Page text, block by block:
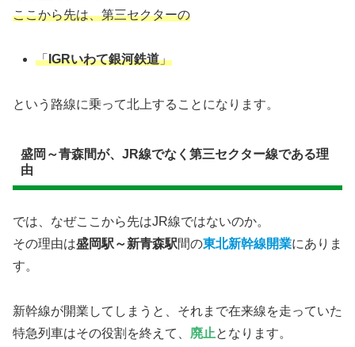
ここから先は、第三セクターの
「IGRいわて銀河鉄道」
という路線に乗って北上することになります。
盛岡～青森間が、JR線でなく第三セクター線である理
由
では、なぜここから先はJR線ではないのか。
その理由は盛岡駅～新青森駅間の東北新幹線開業にありま
す。
新幹線が開業してしまうと、それまで在来線を走っていた
特急列車はその役割を終えて、 廃止となります。